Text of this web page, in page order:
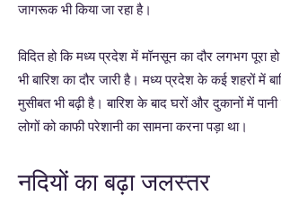
जागरूक भी किया जा रहा है।
विदित हो कि मध्य प्रदेश में मॉनसून का दौर लगभग पूरा
भी बारिश का दौर जारी है। मध्य प्रदेश के कई शहरों में
मुसीबत भी बढ़ी है। बारिश के बाद घरों और दुकानों में
लोगों को काफी परेशानी का सामना करना पड़ा था।
नदियों का बढ़ा जलस्तर